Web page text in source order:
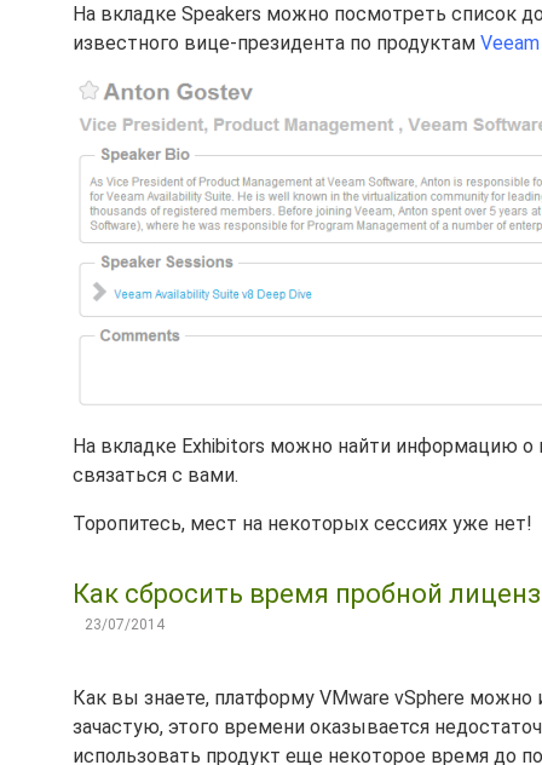
На вкладке Speakers можно посмотреть список
известного вице-президента по продуктам
На вкладке Exhibitors можно найти информацию о
связаться с вами.
Торопитесь, мест на некоторых сессиях уже нет!
Как сбросить время пробной
23/07/2014
Как вы знаете, платформу VMware vSphere
зачастую, этого времени оказывается
использовать продукт еще некоторое время до